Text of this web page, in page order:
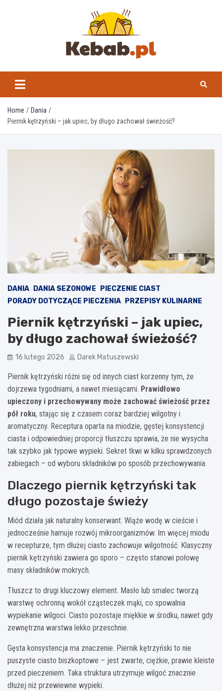
kebab.pl
Home
Dania
Piernik kętrzyński – jak upiec, by długo zachował świeżość?
DANIA DANIA SEZONOWE
PIECZENIE CIAST
PORADY DOTYCZĄCE PIECZENIA
PRZEPISY KULINARNE
Piernik kętrzyński – jak upiec,
by długo zachował świeżość?
16 lutego 2026 Darek Matuszewski
Piernik kętrzyński różni się od innych ciast korzenny tym, że
dojrzewa tygodniami, a nawet miesiącami. Prawidłowo
upieczony i przechowywany może zachować świeżość przez
pół roku, stając się z czasem coraz bardziej wilgotny i
aromatyczny. Receptura oparta na miodzie, gęstej konsystencji
ciasta i odpowiedniej proporcji tłuszczu sprawia, że nie wysycha
tak szybko jak typowe wypieki. Sekret tkwi w kilku sprawdzonych
zabiegach – od wyboru składników po sposób przechowywania.
Dlaczego piernik kętrzyński tak
długo pozostaje świeży
Miód działa jak naturalny konserwant. Wiąże wodę w cieście i
jednocześnie hamuje rozwój mikroorganizmów. Im więcej miodu
w recepturze, tym dłużej ciasto zachowuje wilgotność. Klasyczny
piernik kętrzyński zawiera go sporo – często stanowi połowę
masy składników mokrych.
Tłuszcz to drugi kluczowy element. Masło lub smalec tworzą
warstwę ochronną wokół cząsteczek mąki, co spowalnia
wypiekanie wilgoci. Ciasto pozostaje miękkie w środku, nawet gdy
zewnętrzna warstwa lekko przeschnie.
Gęsta konsystencja ma znaczenie. Piernik kętrzyński to nie
puszyste ciasto biszkoptowe – jest zwarte, ciężkie, prawie kleiste
przed pieczeniem. Taka struktura utrzymuje wilgoć znacznie
dłużej niż przewiewne wypieki.